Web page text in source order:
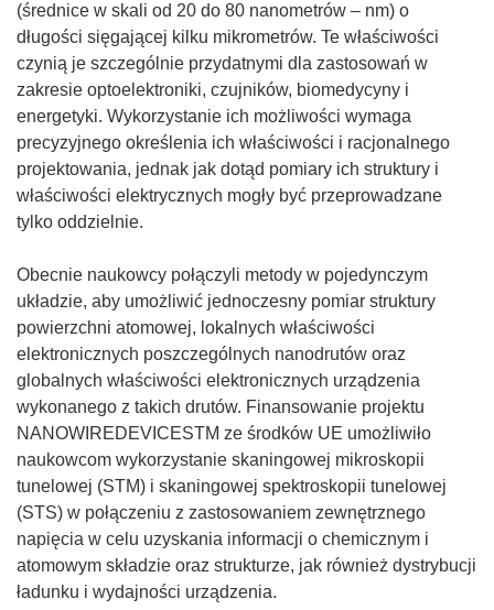
(średnice w skali od 20 do 80 nanometrów – nm) o
długości sięgającej kilku mikrometrów. Te właściwości
czynią je szczególnie przydatnymi dla zastosowań w
zakresie optoelektroniki, czujników, biomedycyny i
energetyki. Wykorzystanie ich możliwości wymaga
precyzyjnego określenia ich właściwości i racjonalnego
projektowania, jednak jak dotąd pomiary ich struktury i
właściwości elektrycznych mogły być przeprowadzane
tylko oddzielnie.
Obecnie naukowcy połączyli metody w pojedynczym
układzie, aby umożliwić jednoczesny pomiar struktury
powierzchni atomowej, lokalnych właściwości
elektronicznych poszczególnych nanodrutów oraz
globalnych właściwości elektronicznych urządzenia
wykonanego z takich drutów. Finansowanie projektu
NANOWIREDEVICESTM ze środków UE umożliwiło
naukowcom wykorzystanie skaningowej mikroskopii
tunelowej (STM) i skaningowej spektroskopii tunelowej
(STS) w połączeniu z zastosowaniem zewnętrznego
napięcia w celu uzyskania informacji o chemicznym i
atomowym składzie oraz strukturze, jak również dystrybucji
ładunku i wydajności urządzenia.